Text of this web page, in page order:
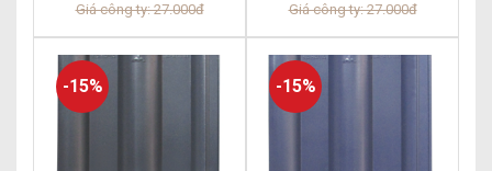
Giá công ty: 27.000đ Giá công ty: 27.000đ
-15% -15%